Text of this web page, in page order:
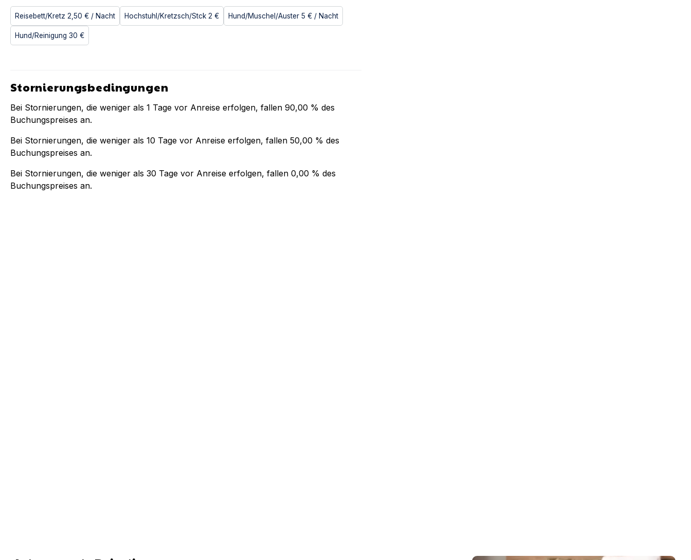
Reisebett/Kretz 2,50 € / Nacht Hochstuhl/Kretzsch/Stck 2 € Hund/Muschel/Auster 5 € / Nacht
Hund/Reinigung 30 €
Stornierungsbedingungen
Bei Stornierungen, die weniger als 1 Tage vor Anreise erfolgen, fallen 90,00 % des
Buchungspreises an.
Bei Stornierungen, die weniger als 10 Tage vor Anreise erfolgen, fallen 50,00 % des
Buchungspreises an.
Bei Stornierungen, die weniger als 30 Tage vor Anreise erfolgen, fallen 0,00 % des
Buchungspreises an.